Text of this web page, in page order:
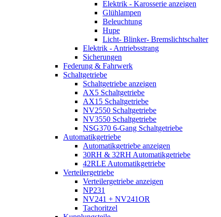
Elektrik - Karosserie anzeigen
Glühlampen
Beleuchtung
Hupe
Licht- Blinker- Bremslichtschalter
Elektrik - Antriebsstrang
Sicherungen
Federung & Fahrwerk
Schaltgetriebe
Schaltgetriebe anzeigen
AX5 Schaltgetriebe
AX15 Schaltgetriebe
NV2550 Schaltgetriebe
NV3550 Schaltgetriebe
NSG370 6-Gang Schaltgetriebe
Automatikgetriebe
Automatikgetriebe anzeigen
30RH & 32RH Automatikgetriebe
42RLE Automatikgetriebe
Verteilergetriebe
Verteilergetriebe anzeigen
NP231
NV241 + NV241OR
Tachoritzel